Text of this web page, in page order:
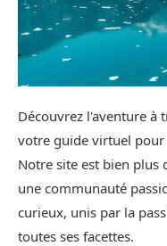
Découvrez l'aventure à
votre guide virtuel
Notre site est bien plus
une communauté
curieux, unis par la
toutes ses facettes.